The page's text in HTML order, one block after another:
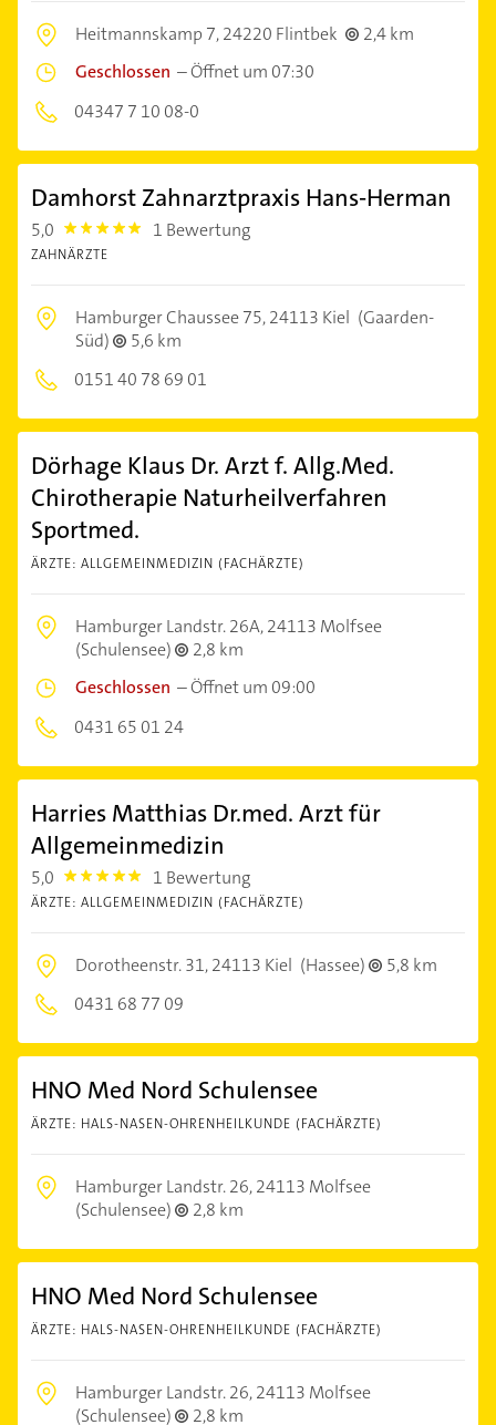
Heitmannskamp 7,24220 Flintbek
2,4 km
Geschlossen –Öffnet um 07:30
04347 7 10 08-0
Damhorst Zahnarztpraxis Hans-Herman
5,0 5.0 1 Bewertung
ZAHNÄRZTE
Hamburger Chaussee 75,24113 Kiel (Gaarden-
Süd)
5,6 km
0151 40 78 69 01
Dörhage Klaus Dr. Arzt f. Allg.Med.
Chirotherapie Naturheilverfahren
Sportmed.
ÄRZTE: ALLGEMEINMEDIZIN (FACHÄRZTE)
Hamburger Landstr. 26A,24113 Molfsee
(Schulensee)
2,8 km
Geschlossen –Öffnet um 09:00
0431 65 01 24
Harries Matthias Dr.med. Arzt für
Allgemeinmedizin
5,0 5.0 1 Bewertung
ÄRZTE: ALLGEMEINMEDIZIN (FACHÄRZTE)
Dorotheenstr. 31,24113 Kiel (Hassee)
5,8 km
0431 68 77 09
HNO Med Nord Schulensee
ÄRZTE: HALS-NASEN-OHRENHEILKUNDE (FACHÄRZTE)
Hamburger Landstr. 26,24113 Molfsee
(Schulensee)
2,8 km
HNO Med Nord Schulensee
ÄRZTE: HALS-NASEN-OHRENHEILKUNDE (FACHÄRZTE)
Hamburger Landstr. 26,24113 Molfsee
(Schulensee)
2,8 km